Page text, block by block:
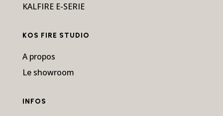
KALFIRE E-SERIE
KOS FIRE STUDIO
A propos
Le showroom
INFOS